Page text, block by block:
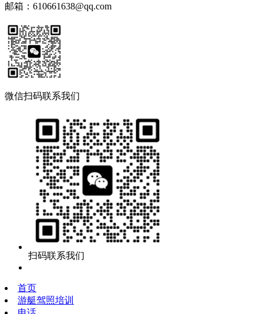
邮箱：610661638@qq.com
微信扫码联系我们
扫码联系我们
首页
游艇驾照培训